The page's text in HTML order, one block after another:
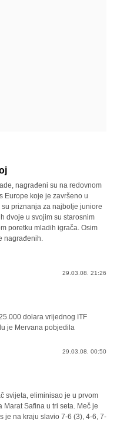
nagrađeni su na redovnom
Europe koje je završeno u
priznanja za najbolje juniore
dvoje u svojim su starosnim
poretku mladih igrača. Osim
nagrađenih.
29.03.08. 21:26
dolara vrijednog ITF
je Mervana pobjedila
29.03.08. 00:50
svijeta, eliminisao je u prvom
Marat Safina u tri seta. Meč je
je na kraju slavio 7-6 (3), 4-6, 7-